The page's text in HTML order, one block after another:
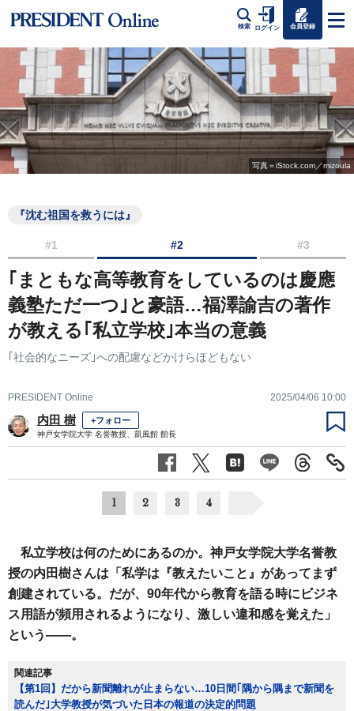
検索 ログイン 会員登録
写真＝iStock.com／mizoula
『沈む祖国を救うには』
#1 #2 #3
｢まともな高等教育をしているのは慶應
義塾ただ一つ｣と豪語…福澤諭吉の著作
が教える｢私立学校｣本当の意義
｢社会的なニーズ｣への配慮などかけらほどもない
PRESIDENT Online 2025/04/06 10:00
内田 樹 +フォロー
神戸女学院大学 名誉教授、凱風館 館長
1 2 3 4
私立学校は何のためにあるのか。神戸女学院大学名誉教
授の内田樹さんは「私学は『教えたいこと』があってまず
創建されている。だが、90年代から教育を語る時にビジネ
ス用語が頻用されるようになり、激しい違和感を覚えた」
という――。
関連記事
【第1回】だから新聞離れが止まらない…10日間｢隅から隅まで新聞を
読んだ｣大学教授が気づいた日本の報道の決定的問題